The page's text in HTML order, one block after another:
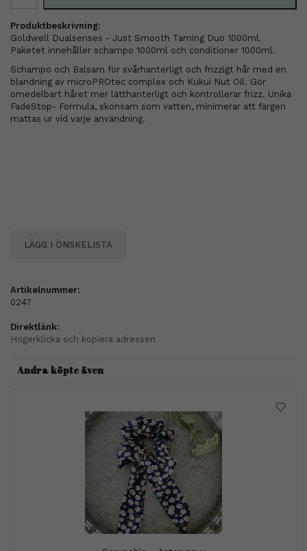
Produktbeskrivning:
Goldwell Dualsenses - Just Smooth Taming Duo 1000ml.
Paketet innehåller schampo 1000ml och conditioner 1000ml.
Schampo och Balsam för svårhanterligt och frizzigt hår med en
blandning av microPROtec complex och Kukui Nut Oil. Gör
omedelbart håret mer lätthanterligt och kontrollerar frizz. Unika
FadeStop- Formula, skonsam som vatten, minimerar att färgen
mattas ur vid varje användning.
LÄGG I ÖNSKELISTA
Artikelnummer:
0247
Direktlänk:
Högerklicka och kopiera adressen
Andra köpte även